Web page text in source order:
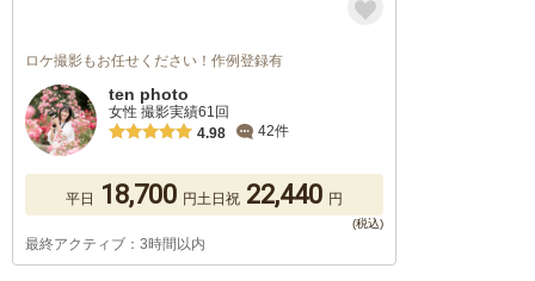
ロケ撮影もお任せください！作例登録有
ten photo
女性 撮影実績61回
4.98
42件
平日 18,700 円土日祝 22,440 円
最終アクティブ：3時間以内